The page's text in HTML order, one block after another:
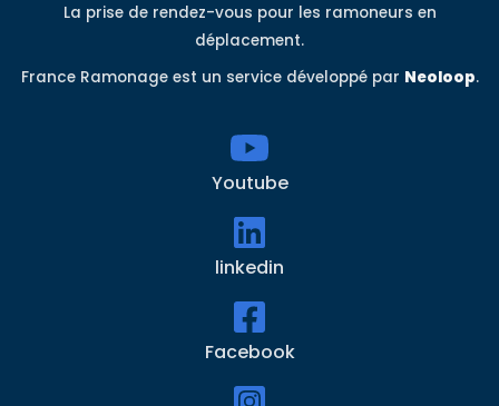
La prise de rendez-vous pour les ramoneurs en
déplacement.
France Ramonage est un service développé par Neoloop.
Youtube
linkedin
Facebook